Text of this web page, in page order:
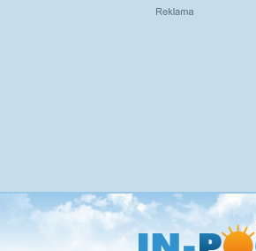
Přejít
na
hlavní
obsah